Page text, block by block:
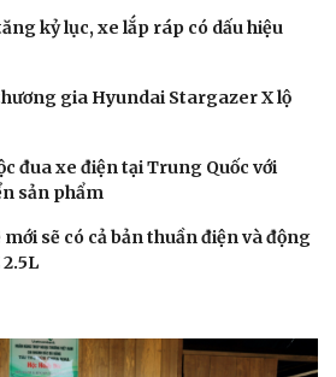
kỷ lục, xe lắp ráp có dấu hiệu
gia Hyundai Stargazer X lộ
đua xe điện tại Trung Quốc với
sản phẩm
sẽ có cả bản thuần điện và động